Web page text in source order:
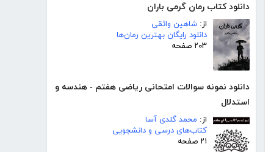
دانلود کتاب رمان گرمی باران
از: شاهین واثقی
دانلود رایگان بهترین رمان‌ها
۲۰۳ صفحه
دانلود نمونه سوالات امتحانی ریاضی هفتم - هندسه و
استدلال
از: محمد گلدی آسا
کتاب‌های درسی و دانشجویی
۲۱ صفحه